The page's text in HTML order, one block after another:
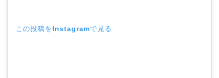
この投稿をInstagramで見る